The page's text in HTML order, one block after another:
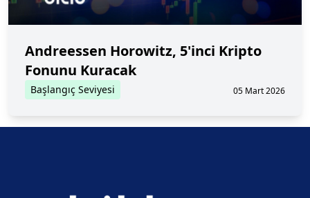
Andreessen Horowitz, 5'inci Kripto
Fonunu Kuracak
Başlangıç Seviyesi 05 Mart 2026